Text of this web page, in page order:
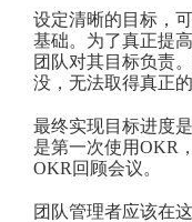
设定清晰的目标，
基础。为了真正提
团队对其目标负责
没，无法取得真正的
最终实现目标进度
是第一次使用OKR
OKR回顾会议。
团队管理者应该在